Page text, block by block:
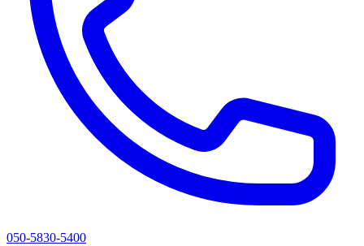
050-5830-5400